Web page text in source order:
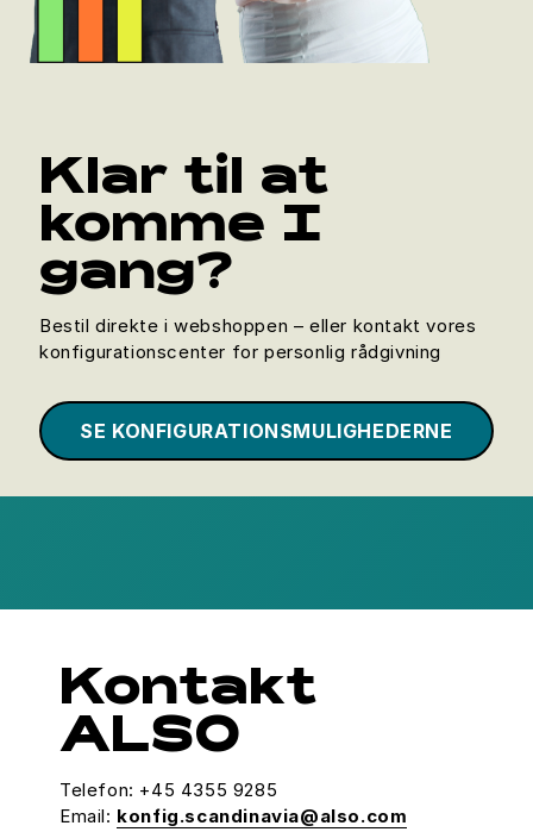
Klar til at
komme I
gang?
Bestil direkte i webshoppen – eller kontakt vores
konfigurationscenter for personlig rådgivning
SE KONFIGURATIONSMULIGHEDERNE
Kontakt
ALSO
Telefon: +45 4355 9285
Email: konfig.scandinavia@also.com